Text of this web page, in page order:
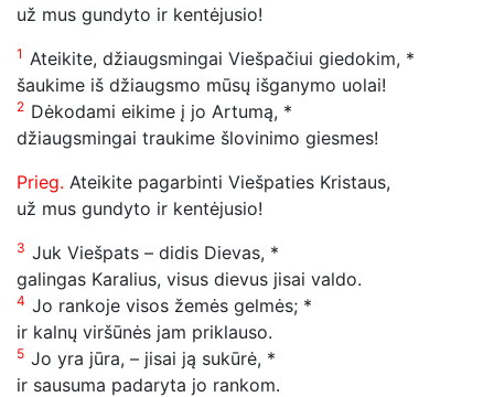
už mus gundyto ir kentėjusio!
1 Ateikite, džiaugsmingai Viešpačiui giedokim, *
šaukime iš džiaugsmo mūsų išganymo uolai!
2 Dėkodami eikime į jo Artumą, *
džiaugsmingai traukime šlovinimo giesmes!
Prieg. Ateikite pagarbinti Viešpaties Kristaus,
už mus gundyto ir kentėjusio!
3 Juk Viešpats – didis Dievas, *
galingas Karalius, visus dievus jisai valdo.
4 Jo rankoje visos žemės gelmės; *
ir kalnų viršūnės jam priklauso.
5 Jo yra jūra, – jisai ją sukūrė, *
ir sausuma padaryta jo rankom.